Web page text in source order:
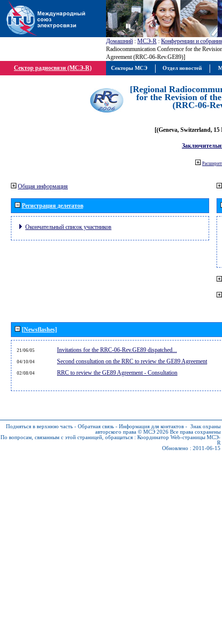
Домашний : МСЭ-R : Конференции и
Radiocommunication Conference for the
Agreement (RRC-06-Rev.GE89)]
Сектор радиосвязи (МСЭ-R)
[Regional
for the Revision of
(RRC-06-
[(Geneva, Switzerland, 15
Общая информация
Регистрация делегатов
Окончательный список участников
[Newsflashes]
21/06/05 Invitations for the RRC-06-Rev.GE89 dispatched...
04/10/04 Second consultation on the RRC to review the GE89 Agreement
02/08/04 RRC to review the GE89 Agreement - Consultation
Подняться в верхнюю часть - Обратная связь - Информация для контактов - Знак охраны
авторского права © МСЭ 2026 Все права сохранены
По вопросам, связанным с этой страницей, обращаться : Координатор Web-страницы МСЭ-
R
Обновлено : 2011-06-15
Секторы МСЭ Отдел новостей